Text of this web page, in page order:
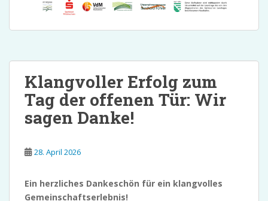
Klangvoller Erfolg zum
Tag der offenen Tür: Wir
sagen Danke!
28. April 2026
Ein herzliches Dankeschön für ein klangvolles
Gemeinschaftserlebnis!